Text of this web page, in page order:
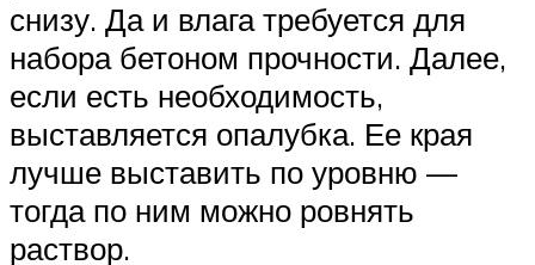
снизу. Да и влага требуется для
набора бетоном прочности. Далее,
если есть необходимость,
выставляется опалубка. Ее края
лучше выставить по уровню —
тогда по ним можно ровнять
раствор.